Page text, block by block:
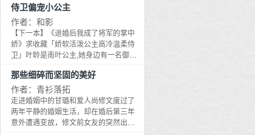
情报；相对务实的德川家康忍之又忍，
待万事俱备才发足战场……两雄相争判
定天下归属，胜败更影响战场上个人生
死、家族荣枯。自一场战役窥看一个时
代，进而逼近人生最终抉择——重义
料，运用浑然天成，笔力磅礡浑厚，由
人物评点切入历史事件，俯瞰关原各线
战况，透视决战在即的武将心理！被喻
为司马辽太郎战国三大作、家康三大作
之一，宛如大河绘卷的《关原之战》，
终于迎来波澜壮阔的完结篇！
侍卫偏宠小公主
作者：和影
【下一本】《退婚后我成了将军的掌中
娇》求收藏「娇软活泼公主高冷温柔侍
卫」叶聆是南叶公主,她身边有一名御赐
粘人精,花样百出,费尽心思折腾此人。可
对方不仅帮她抗下罪责,甚至默默付出一
切只求她平安。她从此另眼相待于他,偶
尔还会故意换了妆容附耳撩拨他：白羽,
海上月是天上月,眼前人是什么人啊？白
那些细碎而坚固的美好
作者：青衫落拓
走进婚姻中的甘璐和爱人尚修文度过了
两年平静的婚姻生活，却在婚后第三年
意外遭遇变故，修文前女友的突然出